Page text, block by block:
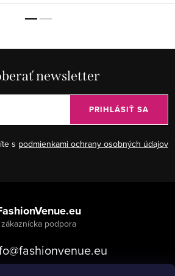
newsletter
s podmienkami ochrany osobných údajov
PRIHLÁSIŤ SA
@fashionvenue.eu